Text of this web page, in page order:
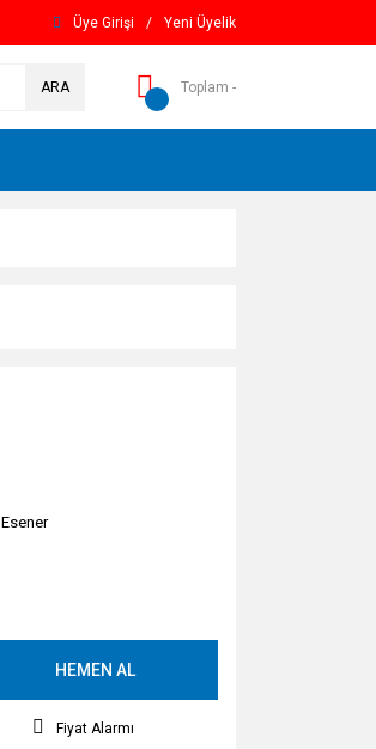
Üye Girişi / Yeni Üyelik
ARA Toplam -
Esener
HEMEN AL
Fiyat Alarmı